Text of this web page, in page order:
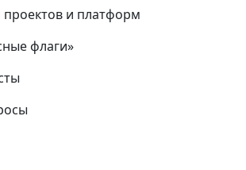
проектов и платформ
флаги»